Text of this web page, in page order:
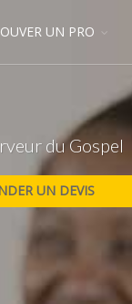
UN PRO
du Gospel